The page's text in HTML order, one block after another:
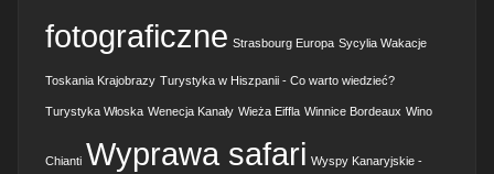
fotograficzne Strasbourg Europa Sycylia Wakacje
Toskania Krajobrazy Turystyka w Hiszpanii - Co warto wiedzieć?
Turystyka Włoska Wenecja Kanały Wieża Eiffla Winnice Bordeaux Wino
Chianti Wyprawa safari Wyspy Kanaryjskie -